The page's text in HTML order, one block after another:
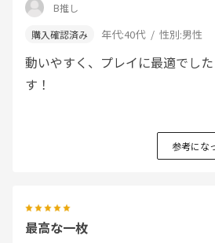
B推し
年代:40代 性別:男性
動いやすく、プレイに最適でし
す！
参考にな
最高な一枚